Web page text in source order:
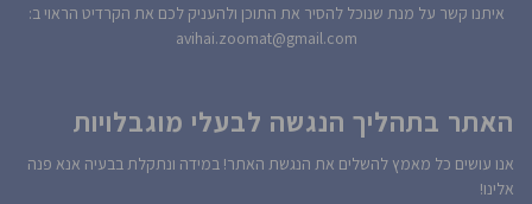
איתנו קשר על מנת שנוכל להסיר את התוכן ולהעניק לכם את הקרדיט הראוי ב:
avihai.zoomat@gmail.com
האתר בתהליך הנגשה לבעלי מוגבלויות
אנו עושים כל מאמץ להשלים את הנגשת האתר! במידה ונתקלת בבעיה אנא פנה
אלינו!